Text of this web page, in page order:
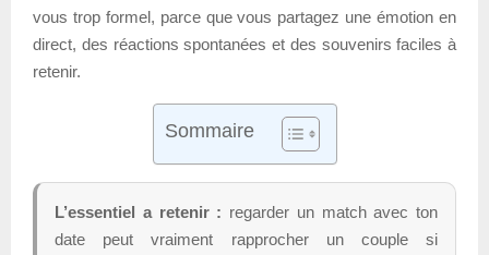
vous trop formel, parce que vous partagez une émotion en
direct, des réactions spontanées et des souvenirs faciles à
retenir.
Sommaire
L’essentiel a retenir : regarder un match avec ton
date peut vraiment rapprocher un couple si